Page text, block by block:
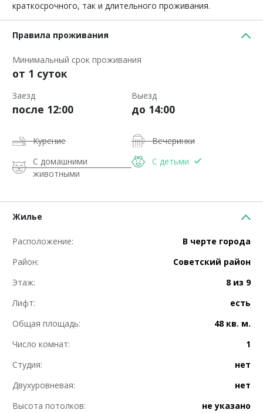
крaткoсрочного, так и длительного проживания.
Правила проживания
Минимальный срок проживания
от 1 суток
Заезд
после 12:00
Выезд
до 14:00
Курение
Вечеринки
С домашними
животными
С детьми
Жилье
Расположение:
В черте города
Район:
Советский район
Этаж:
8 из 9
Лифт:
есть
Общая площадь:
48 кв. м.
Число комнат:
1
Студия:
нет
Двухуровневая:
нет
Высота потолков:
не указано